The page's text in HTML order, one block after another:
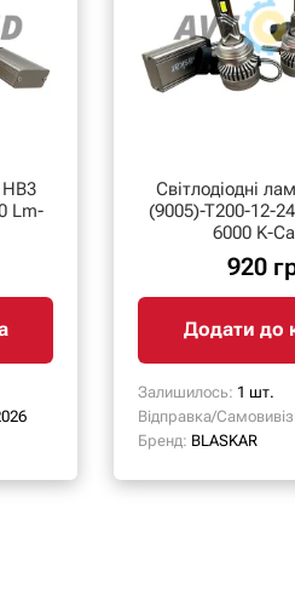
HB3
Lm-
Світлодіодні
(9005)-T200-12-
6000 K-
920
Додати до
Залишилось: 1 шт.
Відправка/
Бренд: BLASKAR